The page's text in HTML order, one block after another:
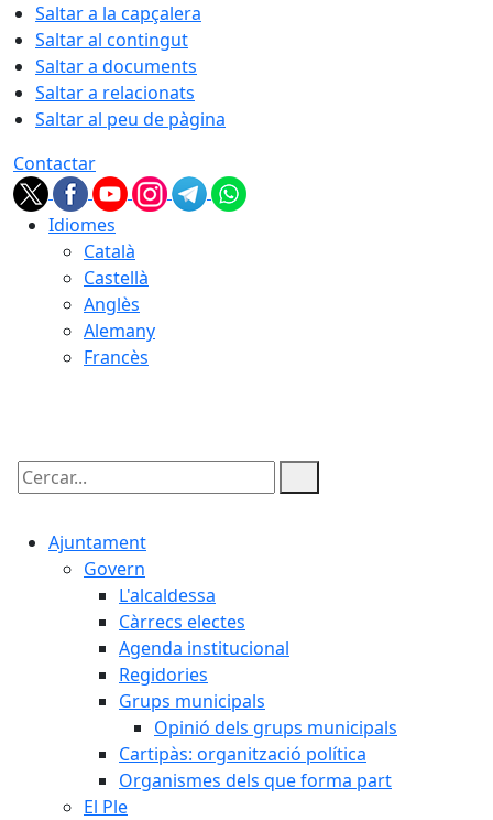
Saltar a la capçalera
Saltar al contingut
Saltar a documents
Saltar a relacionats
Saltar al peu de pàgina
Contactar
Idiomes
Català
Castellà
Anglès
Alemany
Francès
Cercar:
Ajuntament
Govern
L'alcaldessa
Càrrecs electes
Agenda institucional
Regidories
Grups municipals
Opinió dels grups municipals
Cartipàs: organització política
Organismes dels que forma part
El Ple